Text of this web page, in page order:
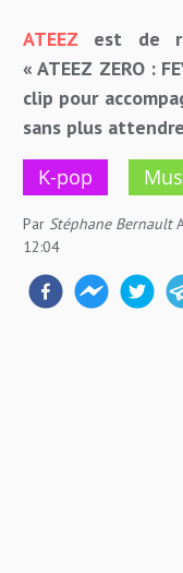
ATEEZ est de
« ATEEZ ZERO :
clip pour
sans plus
K-pop
Par Stéphane Bernault
12:04